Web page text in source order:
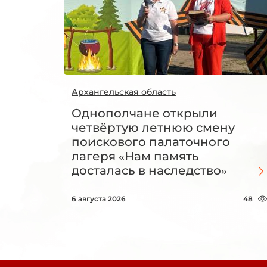
Архангельская область
Однополчане открыли
четвёртую летнюю смену
поискового палаточного
лагеря «Нам память
досталась в наследство»
6 августа 2026 48